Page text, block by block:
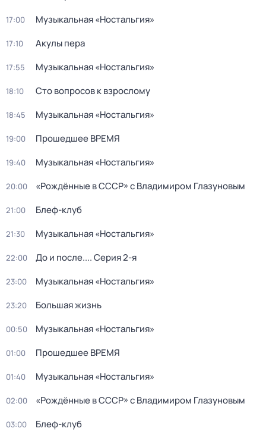
17:00 Музыкальная «Ностальгия»
17:10 Акулы пера
17:55 Музыкальная «Ностальгия»
18:10 Сто вопросов к взрослому
18:45 Музыкальная «Ностальгия»
19:00 Прошедшее ВРЕМЯ
19:40 Музыкальная «Ностальгия»
20:00 «Рождённые в СССР» с Владимиром Глазуновым
21:00 Блеф-клуб
21:30 Музыкальная «Ностальгия»
22:00 До и после.... Серия 2-я
23:00 Музыкальная «Ностальгия»
23:20 Большая жизнь
00:50 Музыкальная «Ностальгия»
01:00 Прошедшее ВРЕМЯ
01:40 Музыкальная «Ностальгия»
02:00 «Рождённые в СССР» с Владимиром Глазуновым
03:00 Блеф-клуб